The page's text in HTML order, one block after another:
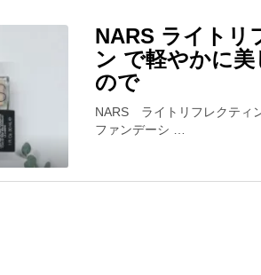
NARS ライトリ
ン で軽やかに
ので
NARS ライトリフレクティ
ファンデーシ …